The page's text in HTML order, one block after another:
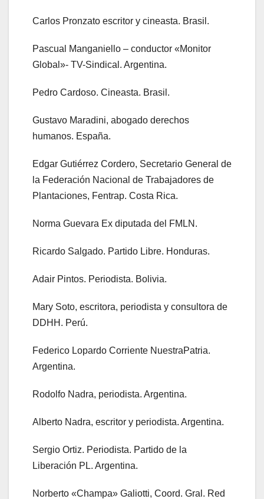
Carlos Pronzato escritor y cineasta. Brasil.
Pascual Manganiello – conductor «Monitor
Global»- TV-Sindical. Argentina.
Pedro Cardoso. Cineasta. Brasil.
Gustavo Maradini, abogado derechos
humanos. España.
Edgar Gutiérrez Cordero, Secretario General de
la Federación Nacional de Trabajadores de
Plantaciones, Fentrap. Costa Rica.
Norma Guevara Ex diputada del FMLN.
Ricardo Salgado. Partido Libre. Honduras.
Adair Pintos. Periodista. Bolivia.
Mary Soto, escritora, periodista y consultora de
DDHH. Perú.
Federico Lopardo Corriente NuestraPatria.
Argentina.
Rodolfo Nadra, periodista. Argentina.
Alberto Nadra, escritor y periodista. Argentina.
Sergio Ortiz. Periodista. Partido de la
Liberación PL. Argentina.
Norberto «Champa» Galiotti, Coord. Gral. Red